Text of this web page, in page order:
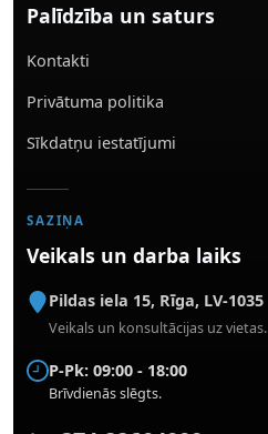
Palīdzība un saturs
Kontakti
Privātuma politika
Sīkdatņu iestatījumi
SAZIŅA
Veikals un darba laiks
Pildas iela 15, Rīga, LV-1035
Veikals un konsultācijas uz vietas.
P-Pk: 09:00 - 18:00
Brīvdienās slēgts.